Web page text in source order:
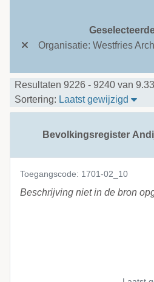
Organisatie: Westfries
Resultaten 9226 - 9240 van
Sortering: Laatst gewijzigd
Bevolkingsregister
Toegangscode: 1701-02_10
Beschrijving niet in de bron